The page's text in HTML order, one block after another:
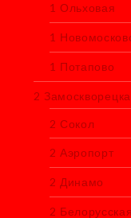
1 Ольховая
1
1 Потапово
2
2 Сокол
2 Аэропорт
2 Динамо
2 Белорусская